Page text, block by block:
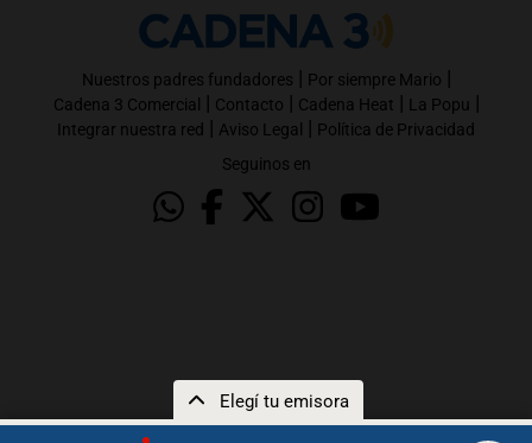
Elegí tu emisora
Nuestros padres fundadores | Por siempre Mario |
Cadena 3 Comercial | Contacto | Cadena Heat | La Popu |
Integrar nuestra red | Aviso Legal | Política de Privacidad
Seguinos en